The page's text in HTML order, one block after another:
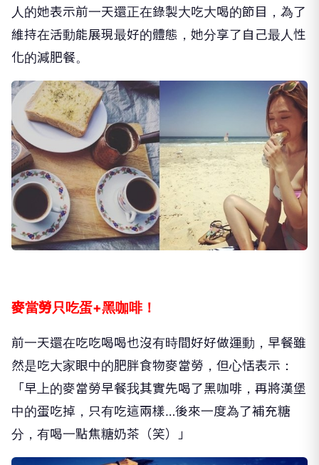
人的她表示前一天還正在錄製大吃大喝的節目，為了
維持在活動能展現最好的體態，她分享了自己最人性
化的減肥餐。
麥當勞只吃蛋+黑咖啡！
前一天還在吃吃喝喝也沒有時間好好做運動，早餐雖
然是吃大家眼中的肥胖食物麥當勞，但心恬表示：
「早上的麥當勞早餐我其實先喝了黑咖啡，再將漢堡
中的蛋吃掉，只有吃這兩樣…後來一度為了補充糖
分，有喝一點焦糖奶茶（笑）」